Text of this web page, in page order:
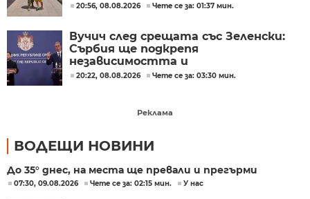
20:56, 08.08.2026 Чете се за: 01:37 мин.
Вучич след срещата със Зеленски:
Сърбия ще подкрепя
независимостта и
териториалната цялост на
20:22, 08.08.2026 Чете се за: 03:30 мин.
Реклама
ВОДЕЩИ НОВИНИ
До 35° днес, на места ще превали и прегърми
07:30, 09.08.2026 Чете се за: 02:15 мин. У нас